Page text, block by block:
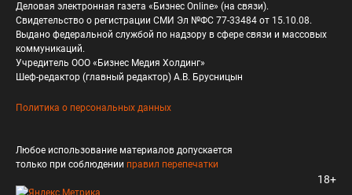
Деловая электронная газета «Бизнес Online» (на связи).
Свидетельство о регистрации СМИ Эл №ФС 77-33484 от 15.10.08.
Выдано федеральной службой по надзору в сфере связи и массовых
коммуникаций.
Учредитель ООО «Бизнес Медия Холдинг»
Шеф-редактор (главный редактор) А.В. Брусницын
Политика о персональных данных
Любое использование материалов допускается
только при соблюдении правил перепечатки
18+